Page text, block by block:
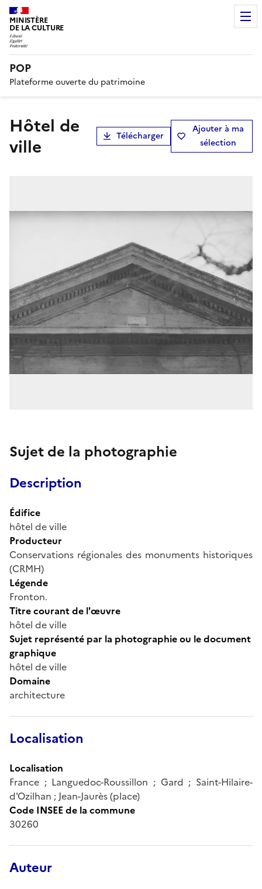
MINISTÈRE
DE LA CULTURE
POP
Plateforme ouverte du patrimoine
hôtel de
ville
Télécharger
Ajouter à ma
sélection
Sujet de la photographie
Description
Édifice
hôtel de ville
Producteur
Conservations régionales des monuments historiques
(CRMH)
Légende
Fronton.
Titre courant de l'œuvre
hôtel de ville
Sujet représenté par la photographie ou le document
graphique
hôtel de ville
Domaine
architecture
Localisation
Localisation
France ; Languedoc-Roussillon ; Gard ; Saint-Hilaire-
d'Ozilhan ; Jean-Jaurès (place)
Code INSEE de la commune
30260
Auteur